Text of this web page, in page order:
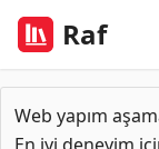
Raf
Web yapım